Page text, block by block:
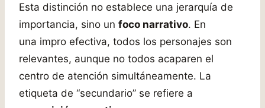
Esta distinción no establece una jerarquía de
importancia, sino un foco narrativo. En
una impro efectiva, todos los personajes son
relevantes, aunque no todos acaparen el
centro de atención simultáneamente. La
etiqueta de “secundario” se refiere a